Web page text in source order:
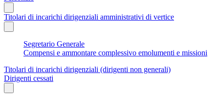
Titolari di incarichi dirigenziali amministrativi di vertice
Segretario Generale
Compensi e ammontare complessivo emolumenti e missioni
Titolari di incarichi dirigenziali (dirigenti non generali)
Dirigenti cessati